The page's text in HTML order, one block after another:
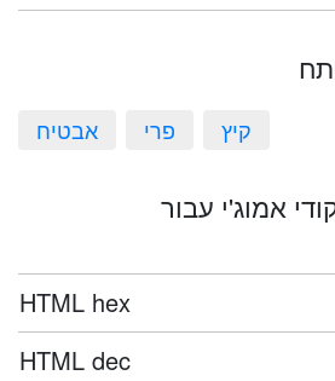
אבטיח פרי קיץ
HTML hex
HTML dec